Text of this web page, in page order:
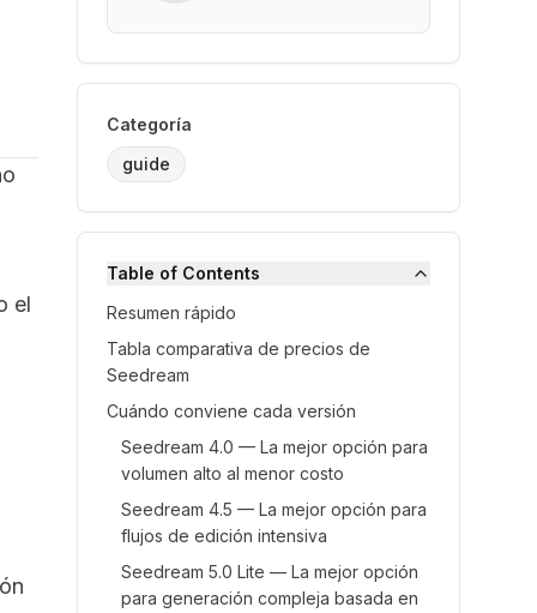
el
Categoría
guide
Table of Contents
Resumen rápido
Tabla comparativa de precios de
Seedream
Cuándo conviene cada versión
Seedream 4.0 — La mejor opción para
volumen alto al menor costo
Seedream 4.5 — La mejor opción para
flujos de edición intensiva
Seedream 5.0 Lite — La mejor opción
para generación compleja basada en